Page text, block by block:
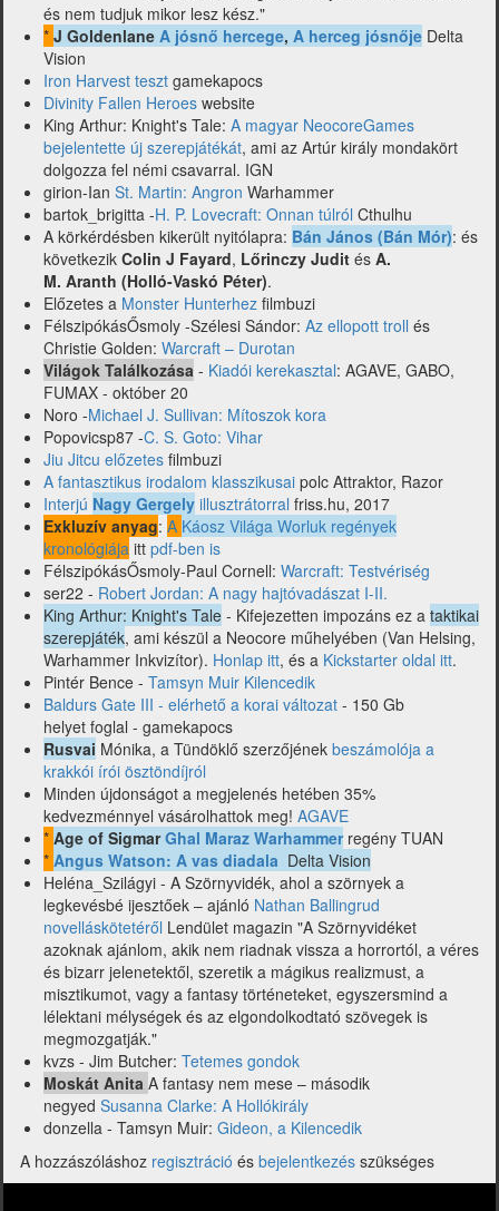
és nem tudjuk mikor lesz kész."
* J Goldenlane A jósnő hercege, A herceg jósnője Delta
Vision
Iron Harvest teszt gamekapocs
Divinity Fallen Heroes website
King Arthur: Knight's Tale: A magyar NeocoreGames
bejelentette új szerepjátékát, ami az Artúr király mondakört
dolgozza fel némi csavarral. IGN
girion-Ian St. Martin: Angron Warhammer
bartok_brigitta -H. P. Lovecraft: Onnan túlról Cthulhu
A körkérdésben kikerült nyitólapra: Bán János (Bán Mór): és
következik Colin J Fayard, Lőrinczy Judit és A.
M. Aranth (Holló-Vaskó Péter).
Előzetes a Monster Hunterhez filmbuzi
FélszipókásŐsmoly -Szélesi Sándor: Az ellopott troll és
Christie Golden: Warcraft – Durotan
Világok Találkozása - Kiadói kerekasztal: AGAVE, GABO,
FUMAX - október 20
Noro -Michael J. Sullivan: Mítoszok kora
Popovicsp87 -C. S. Goto: Vihar
Jiu Jitcu előzetes filmbuzi
A fantasztikus irodalom klasszikusai polc Attraktor, Razor
Interjú Nagy Gergely illusztrátorral friss.hu, 2017
Exkluzív anyag: A Káosz Világa Worluk regények
kronológiája itt pdf-ben is
FélszipókásŐsmoly-Paul Cornell: Warcraft: Testvériség
ser22 - Robert Jordan: A nagy hajtóvadászat I-II.
King Arthur: Knight's Tale - Kifejezetten impozáns ez a taktikai
szerepjáték, ami készül a Neocore műhelyében (Van Helsing,
Warhammer Inkvizítor). Honlap itt, és a Kickstarter oldal itt.
Pintér Bence - Tamsyn Muir Kilencedik
Baldurs Gate III - elérhető a korai változat - 150 Gb
helyet foglal - gamekapocs
Rusvai Mónika, a Tündöklő szerzőjének beszámolója a
krakkói írói ösztöndíjról
Minden újdonságot a megjelenés hetében 35%
kedvezménnyel vásárolhattok meg! AGAVE
* Age of SigmarGhal Maraz Warhammer regény TUAN
* Angus Watson: A vas diadala Delta Vision
Heléna_Szilágyi - A Szörnyvidék, ahol a szörnyek a
legkevésbé ijesztőek – ajánló Nathan Ballingrud
novelláskötetéről Lendület magazin "A Szörnyvidéket
azoknak ajánlom, akik nem riadnak vissza a horrortól, a véres
és bizarr jelenetektől, szeretik a mágikus realizmust, a
misztikumot, vagy a fantasy történeteket, egyszersmind a
lélektani mélységek és az elgondolkodtató szövegek is
megmozgatják."
kvzs - Jim Butcher: Tetemes gondok
Moskát Anita A fantasy nem mese – második
negyed Susanna Clarke: A Hollókirály
donzella - Tamsyn Muir: Gideon, a Kilencedik
A hozzászóláshoz regisztráció és bejelentkezés szükséges